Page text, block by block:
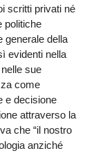
scritti privati né
politiche
generale della
evidenti nella
sue
come
e decisione
attraverso la
che “il nostro
anziché